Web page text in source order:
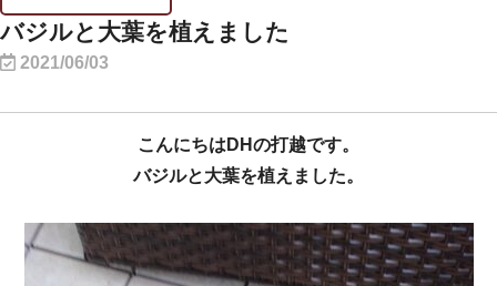
バジルと大葉を植えました
2021/06/03
こんにちはDHの打越です。
バジルと大葉を植えました。